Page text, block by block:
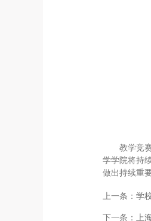
教学竞
学学院将持
做出持续重
上一条： 学
下一条： 上